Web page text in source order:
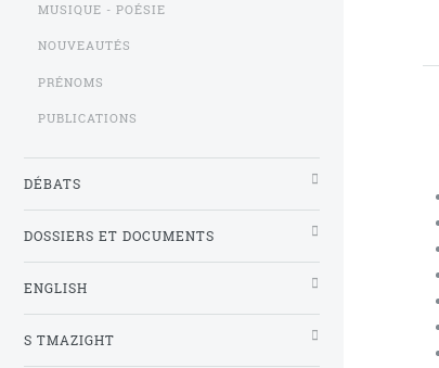
MUSIQUE - POÉSIE
NOUVEAUTÉS
PRÉNOMS
PUBLICATIONS
DÉBATS
DOSSIERS ET DOCUMENTS
ENGLISH
S TMAZIGHT